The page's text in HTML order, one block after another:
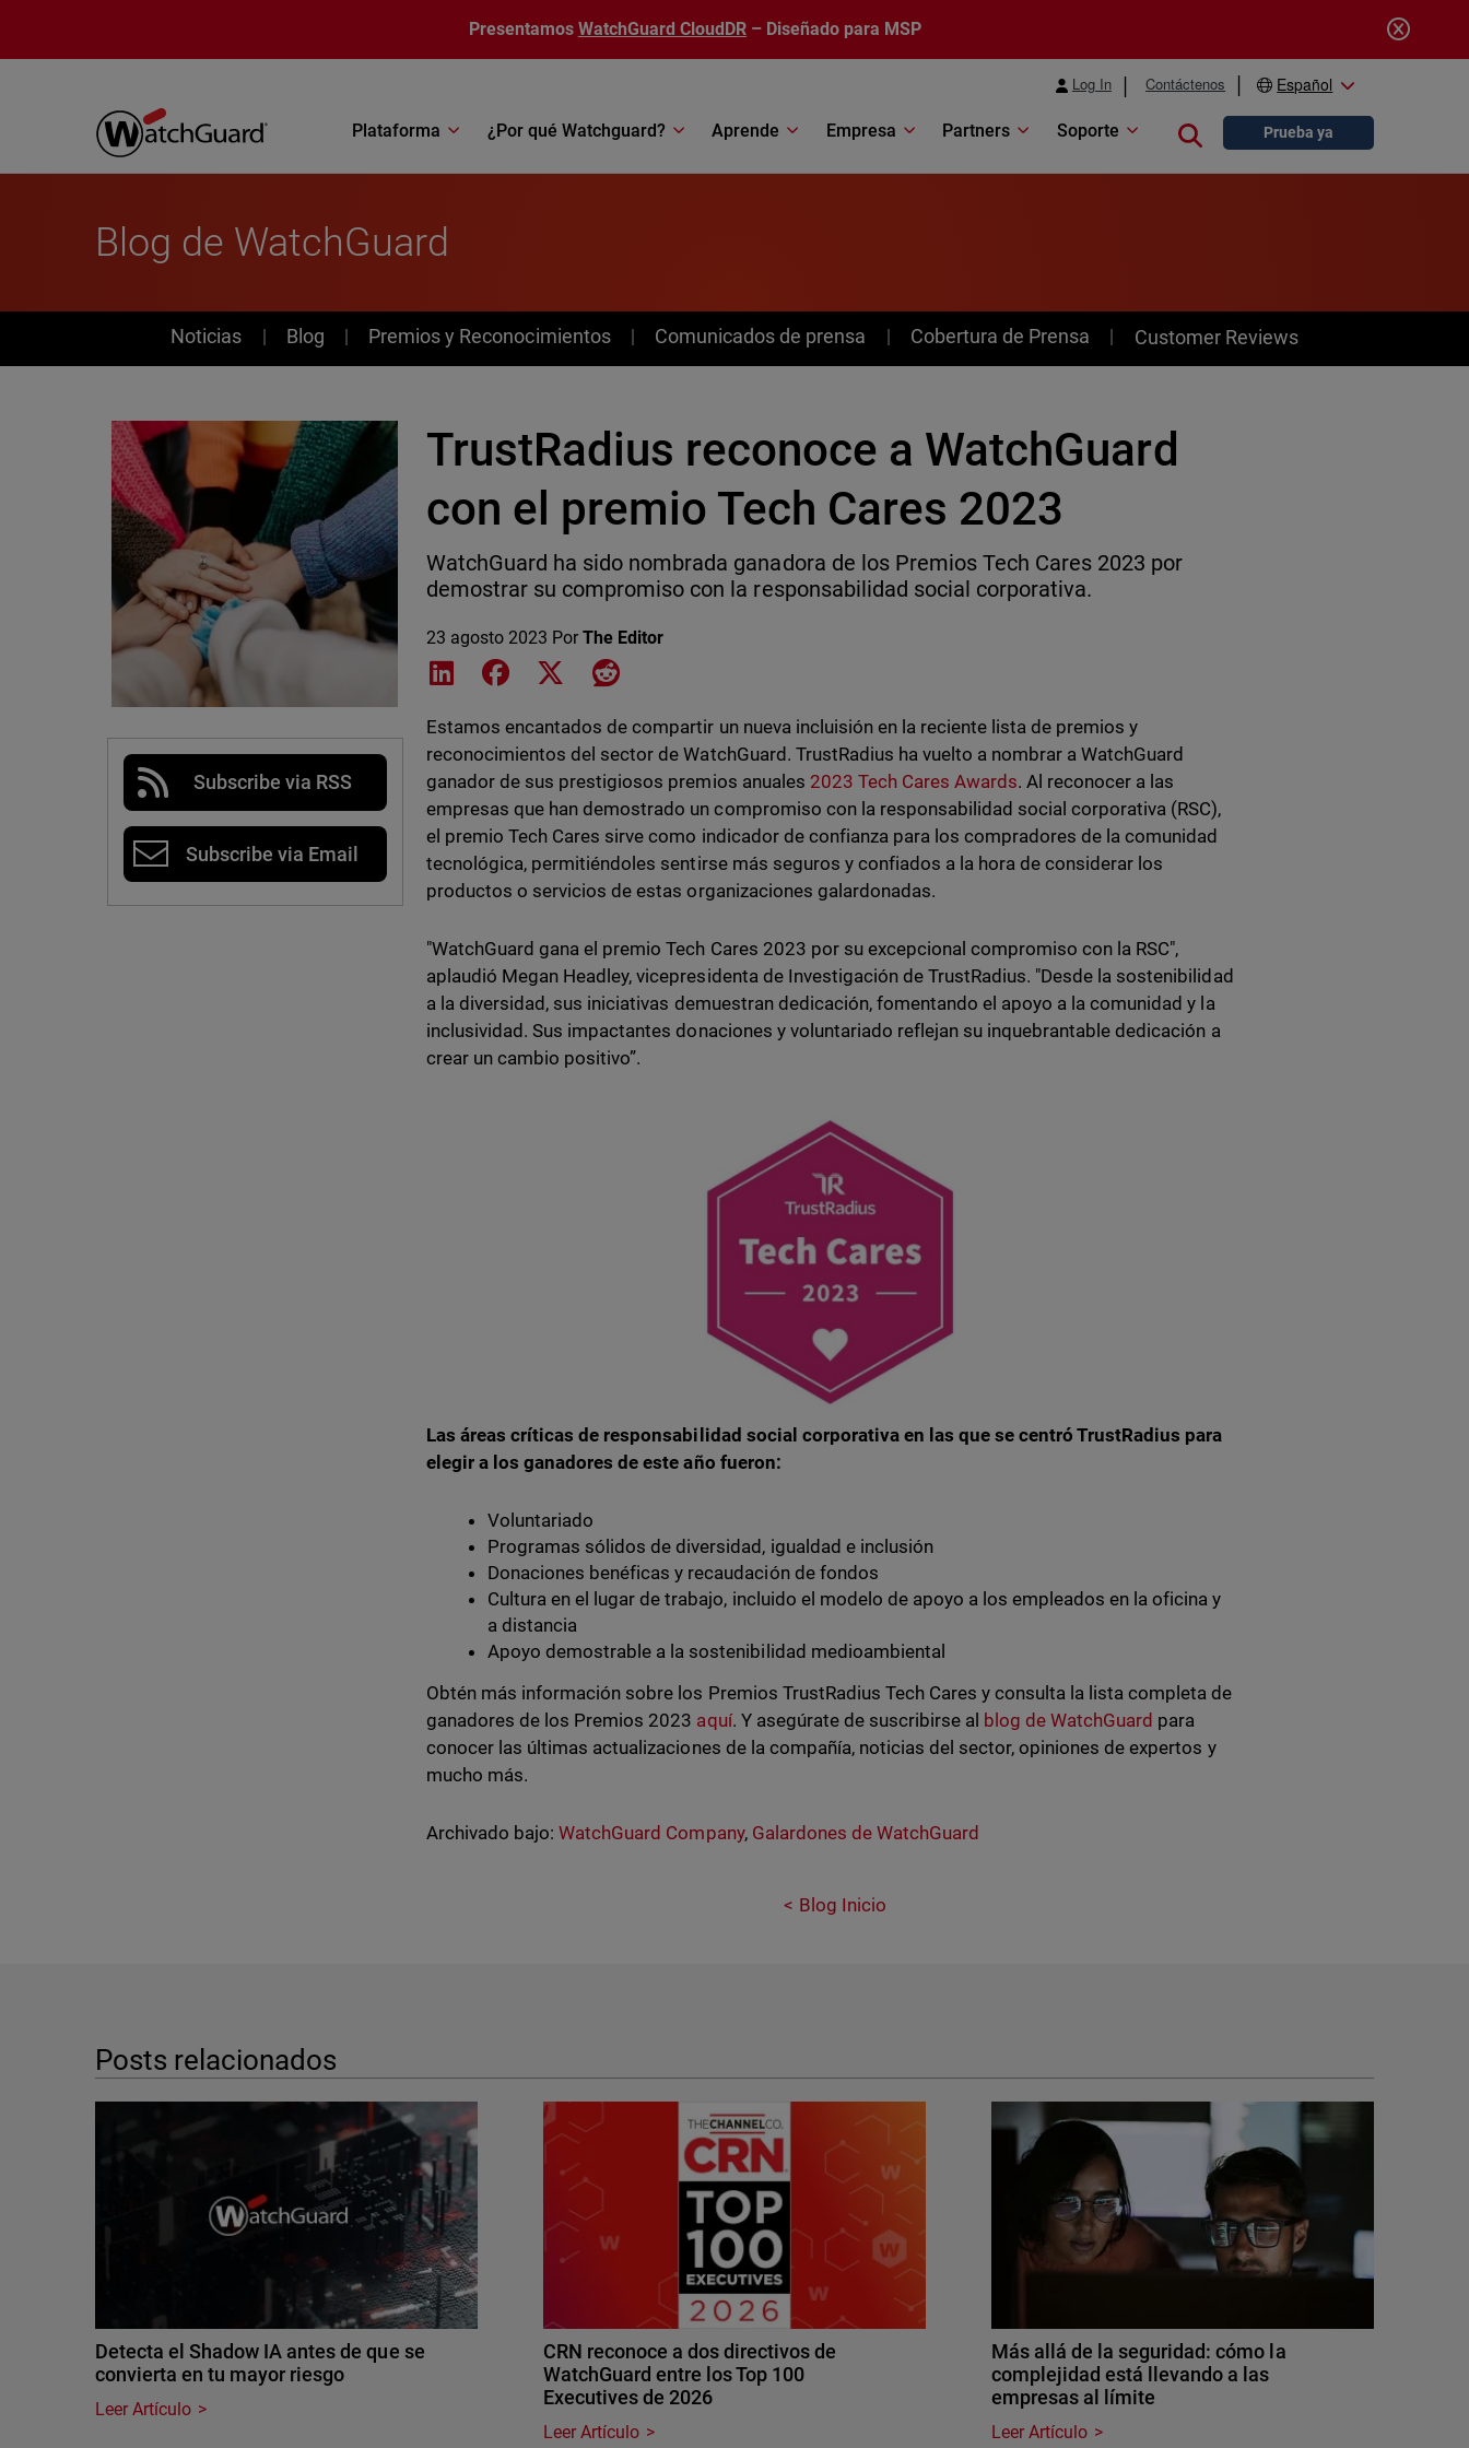
Presentamos WatchGuard CloudDR – Diseñado para MSP
Log In Contáctenos Español
Plataforma ¿Por qué Watchguard? Aprende Empresa Partners Soporte Close searchPrueba ya
Blog de WatchGuard
News
Noticias Blog Premios y Reconocimientos Comunicados de prensa Cobertura de Prensa Customer Reviews
Subscribe via RSS
Subscribe via Email
TrustRadius reconoce a WatchGuard
con el premio Tech Cares 2023
WatchGuard ha sido nombrada ganadora de los Premios Tech Cares 2023 por
demostrar su compromiso con la responsabilidad social corporativa.
23 agosto 2023 PorThe Editor
Share on LinkedIn
Share on Facebook
Share on XShare on Reddit
Estamos encantados de compartir un nueva incluisión en la reciente lista de premios y
reconocimientos del sector de WatchGuard. TrustRadius ha vuelto a nombrar a WatchGuard
ganador de sus prestigiosos premios anuales 2023 Tech Cares Awards. Al reconocer a las
empresas que han demostrado un compromiso con la responsabilidad social corporativa (RSC),
el premio Tech Cares sirve como indicador de confianza para los compradores de la comunidad
tecnológica, permitiéndoles sentirse más seguros y confiados a la hora de considerar los
productos o servicios de estas organizaciones galardonadas.
"WatchGuard gana el premio Tech Cares 2023 por su excepcional compromiso con la RSC",
aplaudió Megan Headley, vicepresidenta de Investigación de TrustRadius. "Desde la sostenibilidad
a la diversidad, sus iniciativas demuestran dedicación, fomentando el apoyo a la comunidad y la
inclusividad. Sus impactantes donaciones y voluntariado reflejan su inquebrantable dedicación a
crear un cambio positivo”.
Las áreas críticas de responsabilidad social corporativa en las que se centró TrustRadius para
elegir a los ganadores de este año fueron:
Voluntariado
Programas sólidos de diversidad, igualdad e inclusión
Donaciones benéficas y recaudación de fondos
Cultura en el lugar de trabajo, incluido el modelo de apoyo a los empleados en la oficina y
a distancia
Apoyo demostrable a la sostenibilidad medioambiental
Obtén más información sobre los Premios TrustRadius Tech Cares y consulta la lista completa de
ganadores de los Premios 2023 aquí. Y asegúrate de suscribirse al blog de WatchGuard para
conocer las últimas actualizaciones de la compañía, noticias del sector, opiniones de expertos y
mucho más.
Archivado bajo: WatchGuard Company, Galardones de WatchGuard
Blog Inicio
Posts relacionados
Detecta el Shadow IA antes de que se
convierta en tu mayor riesgo
Leer Artículo
CRN reconoce a dos directivos de
WatchGuard entre los Top 100
Executives de 2026
Leer Artículo
Más allá de la seguridad: cómo la
complejidad está llevando a las
empresas al límite
Leer Artículo